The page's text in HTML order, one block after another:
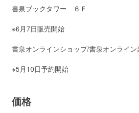
書泉ブックタワー ６Ｆ
※6月7日販売開始
書泉オンラインショップ/書泉オンライ
※5月10日予約開始
価格